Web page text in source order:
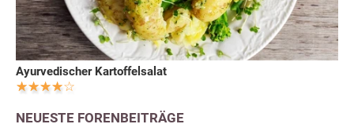
Ayurvedischer Kartoffelsalat
NEUESTE FORENBEITRÄGE